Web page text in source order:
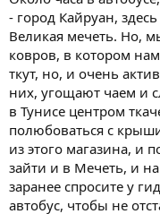
- город Кайруан,
Великая мечеть. Но,
ковров, в котором
ткут, но, и очень
них, угощают чаем и
в Тунисе центром
полюбоваться с
из этого магазина, и
зайти и в Мечеть, и
заранее спросите у
автобус, чтобы не